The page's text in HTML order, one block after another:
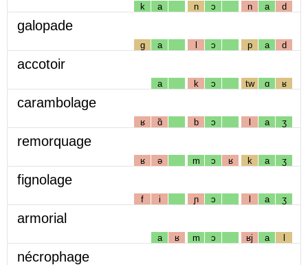
k a n ɔ n a d
galopade
g a l ɔ p a d
accotoir
a k ɔ tw ɑ ʁ
carambolage
ʁ ɑ̃ b ɔ l a ʒ
remorquage
ʁ ə m ɔ ʁ k a ʒ
fignolage
f i ɲ ɔ l a ʒ
armorial
a ʁ m ɔ ʁj a l
nécrophage